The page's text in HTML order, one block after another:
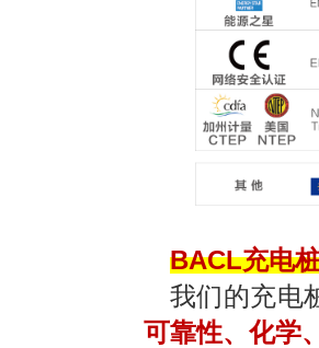
BACL充电
我们的充电
可靠性、化学